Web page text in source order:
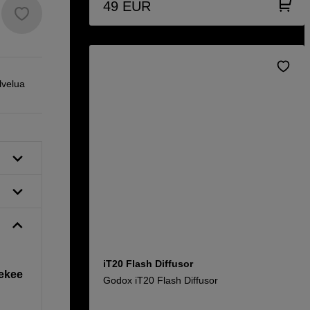
49 EUR
iT20 Flash Diffusor
Godox iT20 Flash Diffusor